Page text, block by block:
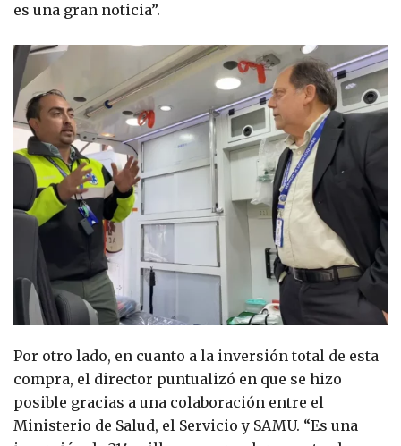
es una gran noticia”.
Por otro lado, en cuanto a la inversión total de esta
compra, el director puntualizó en que se hizo
posible gracias a una colaboración entre el
Ministerio de Salud, el Servicio y SAMU. “Es una